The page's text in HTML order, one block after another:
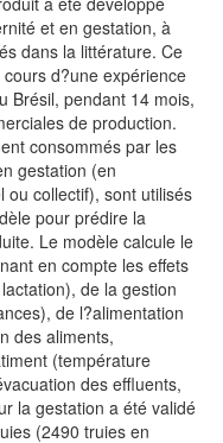
et en gestation, à
dans la littérature. Ce
d?une expérience
Brésil, pendant 14 mois,
de production.
consommés par les
gestation (en
ou collectif), sont utilisés
pour prédire la
Le modèle calcule le
en compte les effets
de la gestion
de l?alimentation
des aliments,
(température
des effluents,
la gestation a été validé
(2490 truies en